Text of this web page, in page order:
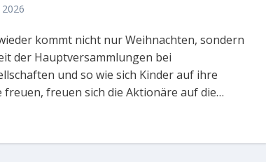
der Hauptversammlungen bei
und so wie sich Kinder auf ihre
freuen, freuen sich die Aktionäre auf die…